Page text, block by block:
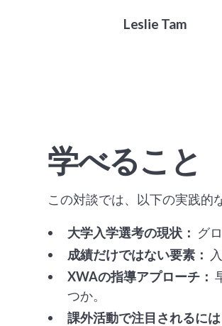
Leslie Tam
学べること
この対談では、以下の実践的
大学入学選考の現状： グ
成績だけではない要素：
XWAの指導アプローチ：
つか。
課外活動で注目されるに